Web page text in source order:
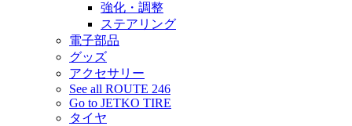
強化・調整
ステアリング
電子部品
グッズ
アクセサリー
See all ROUTE 246
Go to JETKO TIRE
タイヤ